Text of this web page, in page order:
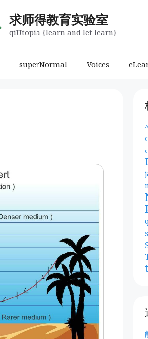
求师得教育实验室
qiUtopia {learn and let learn}
superNormal Voices